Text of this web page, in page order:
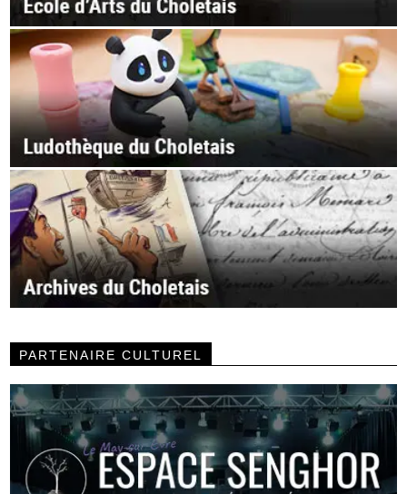
PARTENAIRE CULTUREL